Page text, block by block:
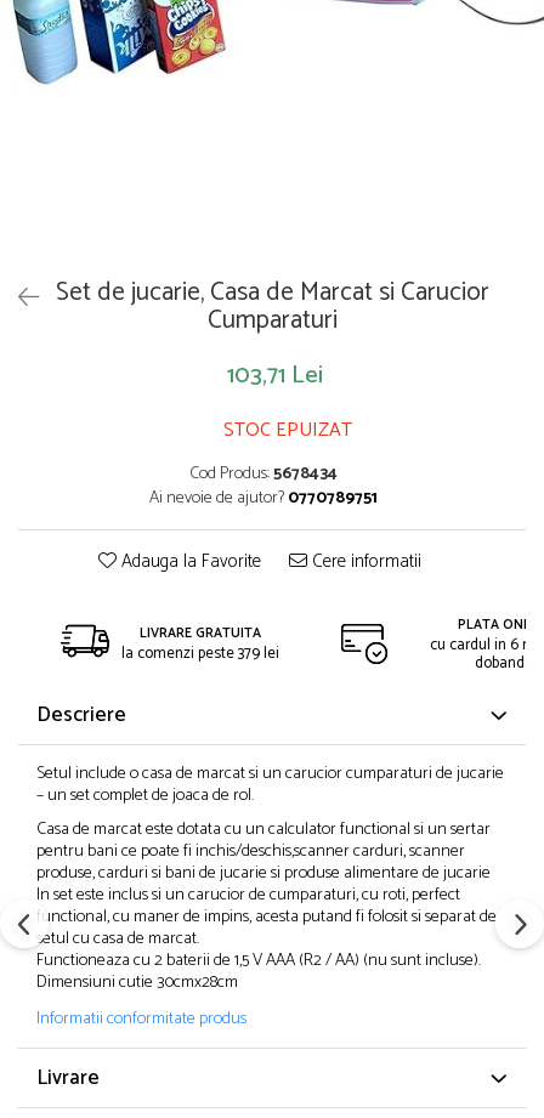
Papusi si accesorii
Trotinete
Trenulete si masinute
Unelte si bancuri de lucru
Set de jucarie, Casa de Marcat si Carucior
Cumparaturi
103,71 Lei
STOC EPUIZAT
Cod Produs:5678434
Ai nevoie de ajutor?0770789751
Adauga la Favorite Cere informatii
LIVRARE GRATUITA
la comenzi peste 379 lei
PLATA
cu cardul in 6
dobanda
Descriere
Setul include o casa de marcat si un carucior cumparaturi de jucarie
– un set complet de joaca de rol.
Casa de marcateste dotata cu un calculator functional si un sertar
pentru bani ce poate fi inchis/deschis,scanner carduri,scanner
produse, carduri si bani de jucarie si produse alimentare de jucarie
In set este inclus si un carucior de cumparaturi, cu roti, perfect
functional, cu maner de impins, acesta putand fi folosit si separat de
setul cu casa de marcat.
Functioneazacu 2 baterii de 1,5 V AAA (R2 / AA) (nu sunt incluse).
Dimensiuni cutie 30cmx28cm
Informatii conformitate produs
Livrare